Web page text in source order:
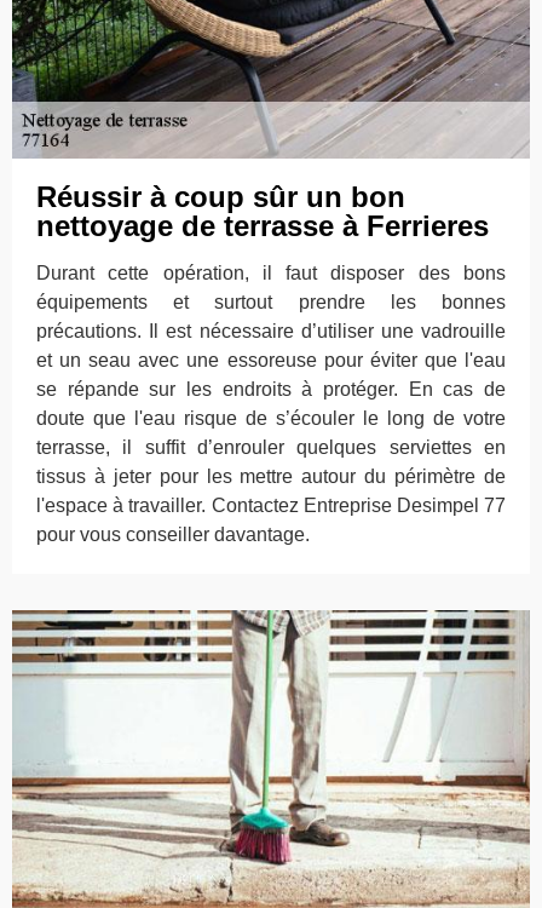
Réussir à coup sûr un bon
nettoyage de terrasse à Ferrieres
Durant cette opération, il faut disposer des bons
équipements et surtout prendre les bonnes
précautions. Il est nécessaire d’utiliser une vadrouille
et un seau avec une essoreuse pour éviter que l'eau
se répande sur les endroits à protéger. En cas de
doute que l'eau risque de s’écouler le long de votre
terrasse, il suffit d’enrouler quelques serviettes en
tissus à jeter pour les mettre autour du périmètre de
l'espace à travailler. Contactez Entreprise Desimpel 77
pour vous conseiller davantage.